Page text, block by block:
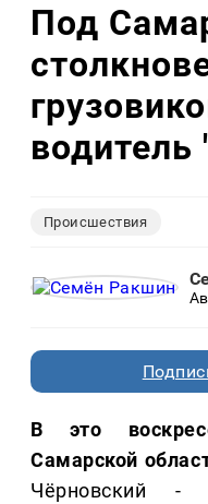
Под
водитель
Происшествия
В это
Самарской
Чёрновский -